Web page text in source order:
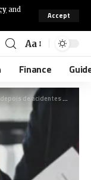
and
Accept
Aa
Finance
e problemas com indenizações